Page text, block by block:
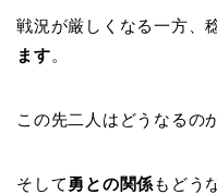
戦況が厳しくなる一方、
ます。
この先二人はどうなるの
そして勇との関係もどう